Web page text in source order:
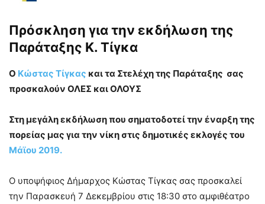
Πρόσκληση για την εκδήλωση της
Παράταξης Κ. Τίγκα
Ο Κώστας Τίγκας και τα Στελέχη της Παράταξης σας
προσκαλούν ΟΛΕΣ και ΟΛΟΥΣ
Στη μεγάλη εκδήλωση που σηματοδοτεί την έναρξη της
πορείας μας για την νίκη στις δημοτικές εκλογές του
Μάϊου 2019.
Ο υποψήφιος Δήμαρχος Κώστας Τίγκας σας προσκαλεί
την Παρασκευή 7 Δεκεμβρίου στις 18:30 στο αμφιθέατρο